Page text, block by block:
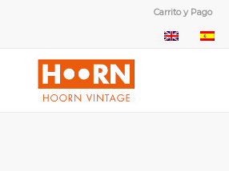
Carrito y Pago